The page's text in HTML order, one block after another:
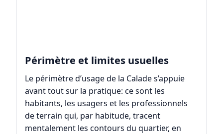
Périmètre et limites usuelles
Le périmètre d’usage de la Calade s’appuie
avant tout sur la pratique: ce sont les
habitants, les usagers et les professionnels
de terrain qui, par habitude, tracent
mentalement les contours du quartier, en